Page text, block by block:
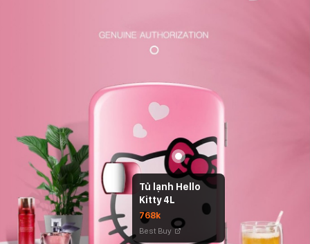
Tủ lạnh Hello
Kitty 4L
768k
Best Buy